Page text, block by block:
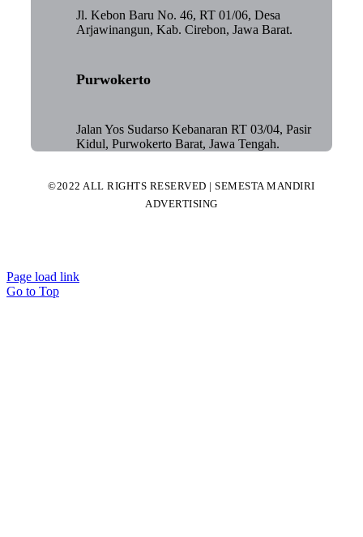
Jl. Kebon Baru No. 46, RT 01/06, Desa
Arjawinangun, Kab. Cirebon, Jawa Barat.
Purwokerto
Jalan Yos Sudarso Kebanaran RT 03/04, Pasir
Kidul, Purwokerto Barat, Jawa Tengah.
©2022 ALL RIGHTS RESERVED | SEMESTA MANDIRI
ADVERTISING
Page load link
Go to Top